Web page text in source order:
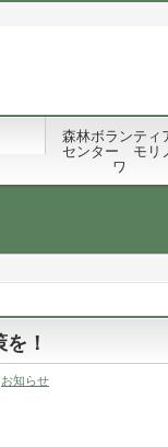
森林ボランティ
センター モリ
ワ
！
お知らせ